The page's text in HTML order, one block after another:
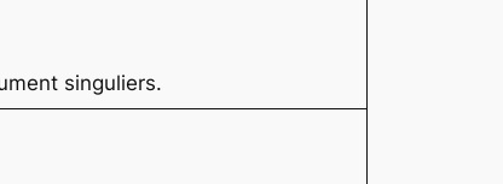
singuliers.